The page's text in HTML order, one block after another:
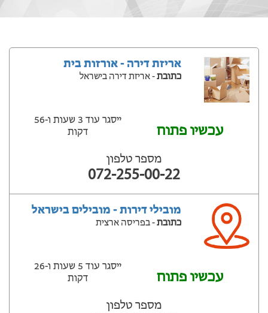
אריזת דירה - אורזות בית
כתובת- אריזת דירה בישראל
עכשיו פתוח
ייסגר עוד 3 שעות ‫ו-56
דקות
מספר טלפון
072-255-00-22
מובילי דירות - מובילים בישראל
כתובת- בפריסה ארצית
עכשיו פתוח
ייסגר עוד 5 שעות ‫ו-26
דקות
מספר טלפון